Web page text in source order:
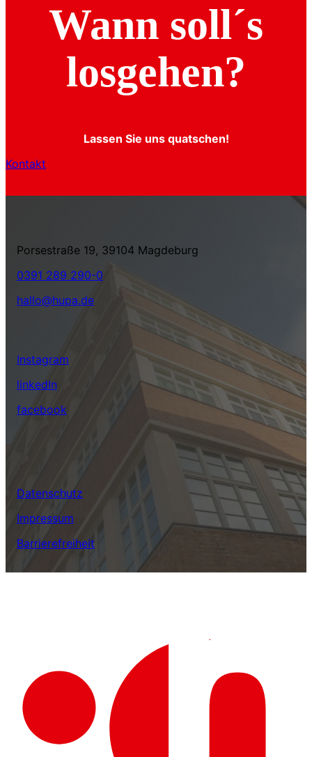
Wann soll´s
losgehen?
Lassen Sie uns quatschen!
Kontakt
Porsestraße 19, 39104 Magdeburg
0391 289 290-0
hallo@hupa.de
Instagram
linkedIn
facebook
Datenschutz
Impressum
Barrierefreiheit